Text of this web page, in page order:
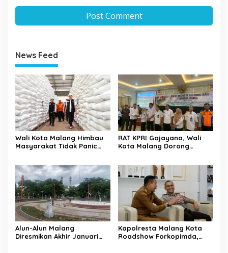
News Feed
Wali Kota Malang Himbau
Masyarakat Tidak Panic
RAT KPRI Gajayana, Wali
Kota Malang Dorong
Alun-Alun Malang
Diresmikan Akhir Januari
Kapolresta Malang Kota
Roadshow Forkopimda,